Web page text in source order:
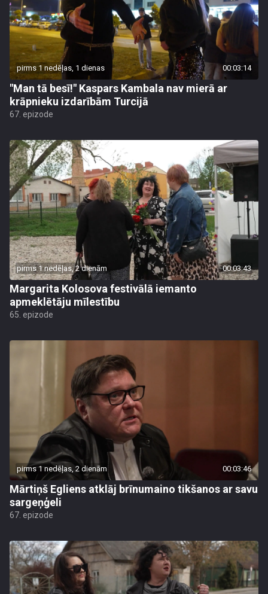
pirms 1 nedēļas, 1 dienas 00:03:14
"Man tā besī!" Kaspars Kambala nav mierā ar
krāpnieku izdarībām Turcijā
67. epizode
pirms 1 nedēļas, 2 dienām 00:03:43
Margarita Kolosova festivālā iemanto
apmeklētāju mīlestību
65. epizode
pirms 1 nedēļas, 2 dienām 00:03:46
Mārtiņš Egliens atklāj brīnumaino tikšanos ar savu
sargeņģeli
67. epizode